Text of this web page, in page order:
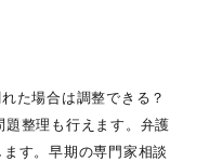
た場合は調整できる？
整理も行えます。弁護
す。早期の専門家相談